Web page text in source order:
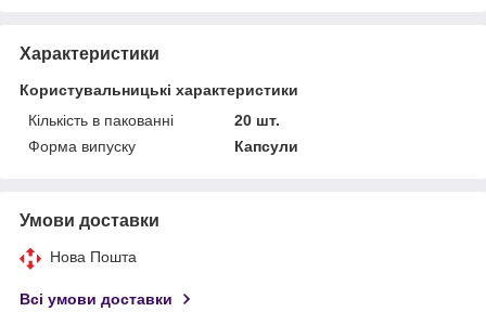
Характеристики
Користувальницькі характеристики
Кількість в пакованні
20 шт.
Форма випуску
Капсули
Умови доставки
Нова Пошта
Всі умови доставки